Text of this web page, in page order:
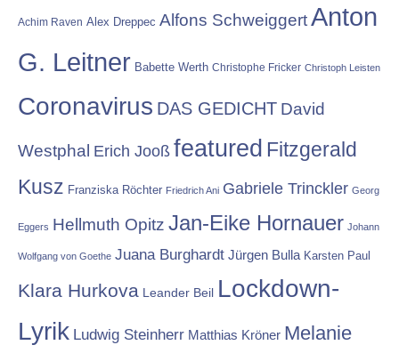
Achim Raven Alex Dreppec Alfons SchweiggertAnton
G. Leitner Babette Werth Christophe Fricker Christoph Leisten
Coronavirus DAS GEDICHT David
Westphal Erich Jooß featured Fitzgerald
Kusz Franziska Röchter Friedrich Ani Gabriele Trinckler Georg
Eggers Hellmuth Opitz Jan-Eike Hornauer Johann
Wolfgang von Goethe Juana Burghardt Jürgen Bulla Karsten Paul
Klara Hurkova Leander Beil Lockdown-
Lyrik Ludwig Steinherr Matthias Kröner Melanie